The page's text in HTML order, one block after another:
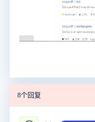
8个回复